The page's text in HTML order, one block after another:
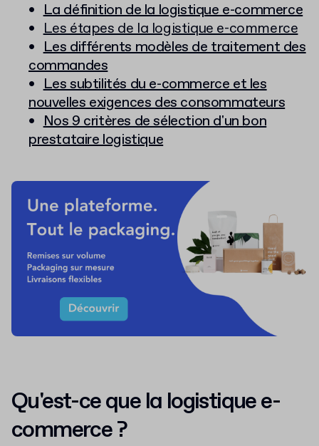
La définition de la logistique e-commerce
Les étapes de la logistique e-commerce
Les différents modèles de traitement des
commandes
Les subtilités du e-commerce et les
nouvelles exigences des consommateurs
Nos 9 critères de sélection d'un bon
prestataire logistique
Qu'est-ce que la logistique e-
commerce ?